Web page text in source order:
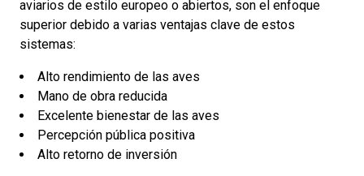
aviarios de estilo europeo o abiertos, son el enfoque
superior debido a varias ventajas clave de estos
sistemas:
Alto rendimiento de las aves
Mano de obra reducida
Excelente bienestar de las aves
Percepción pública positiva
Alto retorno de inversión